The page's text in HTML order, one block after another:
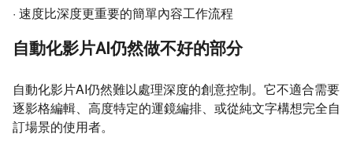
· 速度比深度更重要的簡單內容工作流程
自動化影片AI仍然做不好的部分
自動化影片AI仍然難以處理深度的創意控制。它不適合需要
逐影格編輯、高度特定的運鏡編排、或從純文字構想完全自
訂場景的使用者。